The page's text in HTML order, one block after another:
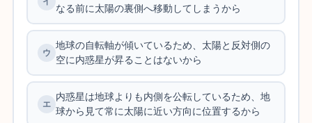
なる前に太陽の裏側へ移動してしまうから
地球の自転軸が傾いているため、太陽と反対側の
空に内惑星が昇ることはないから
内惑星は地球よりも内側を公転しているため、地
球から見て常に太陽に近い方向に位置するから